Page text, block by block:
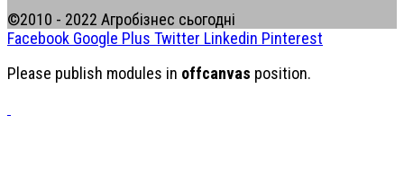
©2010 - 2022 Агробізнес сьогодні
Facebook Google Plus Twitter Linkedin Pinterest
Please publish modules in offcanvas position.